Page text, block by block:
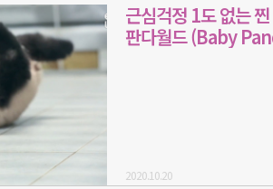
근심걱정 1도 없는
판다월드 (Baby
2020.10.20